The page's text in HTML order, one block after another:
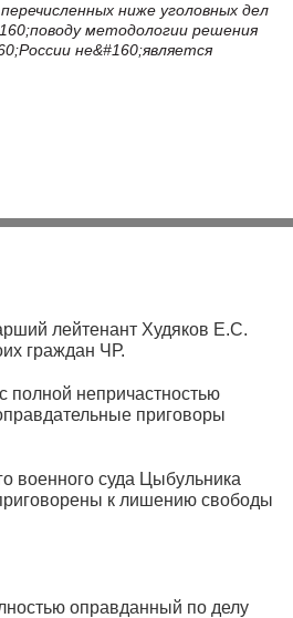
ниже уголовных дел
методологии решения
не&#160;является
лейтенант Худяков Е.С.
граждан ЧР.
непричастностью
приговоры
военного суда Цыбульника
к лишению свободы
оправданный по делу